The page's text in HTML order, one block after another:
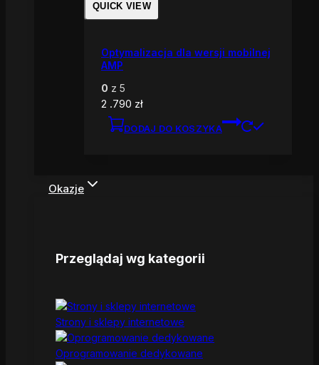
QUICK VIEW
Optymalizacja dla wersji mobilnej
AMP
0 z 5
2 .790 zł
DODAJ DO KOSZYKA
Okazje
Przeglądaj wg kategorii
Strony i sklepy internetowe
Oprogramowanie dedykowane